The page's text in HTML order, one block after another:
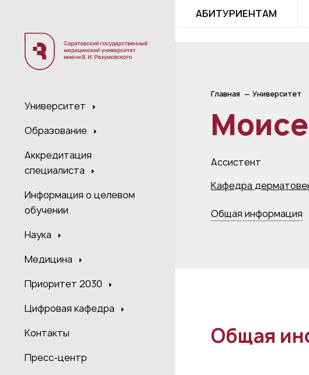
Университет
Образование
Аккредитация
специалиста
Информация о целевом
обучении
Наука
Медицина
Приоритет 2030
Цифровая кафедра
Контакты
Пресс-центр
АБИТУРИЕНТАМ
Главная Университет
Ассистент
Кафедра
Общая информация
Общая